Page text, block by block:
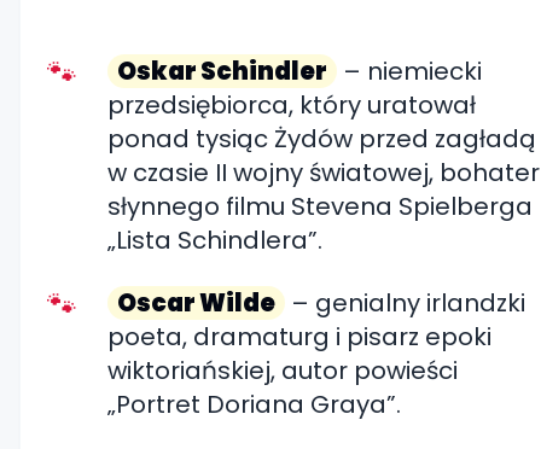
Oskar Schindler – niemiecki
przedsiębiorca, który uratował
ponad tysiąc Żydów przed zagładą
w czasie II wojny światowej, bohater
słynnego filmu Stevena Spielberga
„Lista Schindlera”.
Oscar Wilde – genialny irlandzki
poeta, dramaturg i pisarz epoki
wiktoriańskiej, autor powieści
„Portret Doriana Graya”.